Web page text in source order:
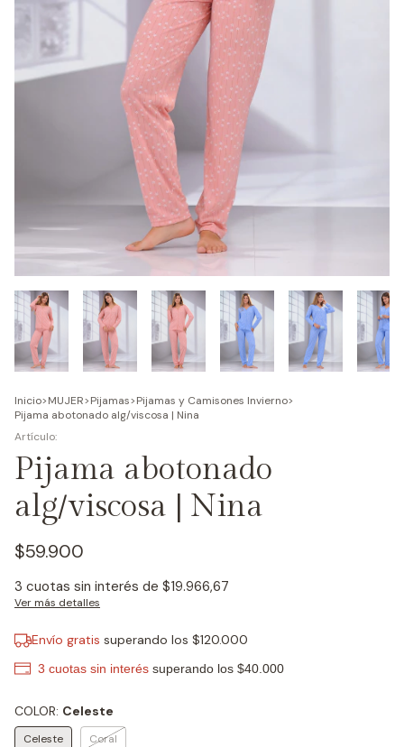
Inicio>MUJER>Pijamas>Pijamas y Camisones Invierno>
Pijama abotonado alg/viscosa | Nina
Pijama abotonado
alg/viscosa | Nina
$59.900
3 cuotas sin interés de $19.966,67
Ver más detalles
Envío gratis superando los $120.000
COLOR: Celeste
Celeste Coral